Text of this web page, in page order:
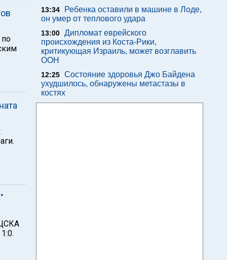
по
13:34
Ребенка оставили в машине в Лоде,
он умер от теплового удара
13:00 Дипломат еврейского
происхождения из Коста-Рики,
критикующая Израиль, может возглавить
ООН
12:25 Состояние здоровья Джо Байдена
ухудшилось, обнаружены метастазы в
костях